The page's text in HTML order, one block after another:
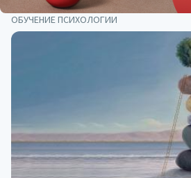
ОБУЧЕНИЕ ПСИХОЛОГИИ